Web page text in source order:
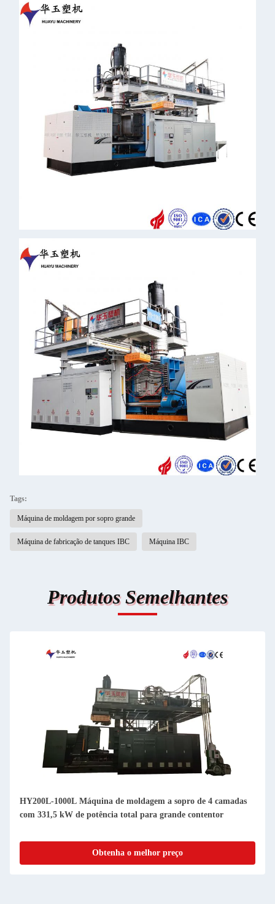
Tags:
Máquina de moldagem por sopro grande
Máquina de fabricação de tanques IBC Máquina IBC
Produtos Semelhantes
HY200L-1000L Máquina de moldagem a sopro de 4 camadas
com 331,5 kW de potência total para grande contentor
Obtenha o melhor preço